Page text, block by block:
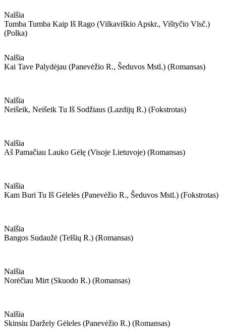
Nalšia
Tumba Tumba Kaip Iš Rago (vilkaviškio Apskr., Vištyčio Vlsč.)
(polka)
Nalšia
Kai Tave Palydėjau (panevėžio R., Šeduvos Mstl.) (romansas)
Nalšia
Neišeik, Neišeik Tu Iš Sodžiaus (lazdijų R.) (fokstrotas)
Nalšia
Aš Pamačiau Lauko Gėlę (visoje Lietuvoje) (romansas)
Nalšia
Kam Buri Tu Iš Gėlelės (panevėžio R., Šeduvos Mstl.) (fokstrotas)
Nalšia
Bangos Sudaužė (telšių R.) (romansas)
Nalšia
Norėčiau Mirt (skuodo R.) (romansas)
Nalšia
Skinsiu Daržely Gėleles (panevėžio R.) (romansas)